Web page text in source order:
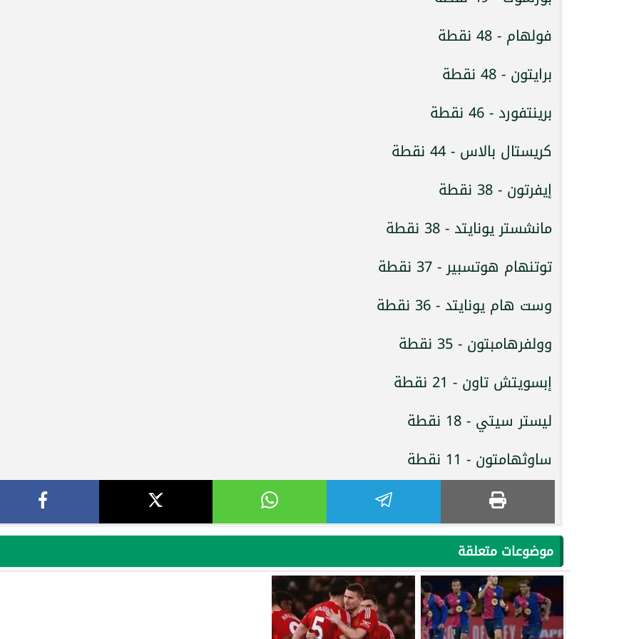
فولهام - 48 نقطة
برايتون - 48 نقطة
برينتفورد - 46 نقطة
كريستال بالاس - 44 نقطة
إيفرتون - 38 نقطة
مانشستر يونايتد - 38 نقطة
توتنهام هوتسبير - 37 نقطة
وست هام يونايتد - 36 نقطة
وولفرهامبتون - 35 نقطة
إبسويتش تاون - 21 نقطة
ليستر سيتي - 18 نقطة
ساوثهامتون - 11 نقطة
موضوعات متعلقة